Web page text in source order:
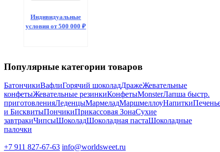
Индивидуальные
условия от 500 000 ₽
Популярные категории товаров
БатончикиВафлиГорячий шоколадДражеЖевательные
конфетыЖевательные резинкиКонфетыMonsterЛапша быстр.
приготовленияЛеденцыМармеладМаршмеллоуНапитки
и БисквитыПончикиПрикассовая ЗонаСухие
завтракиЧипсыШоколадШоколадная пастаШоколадные
палочки
+7 911 827-67-63 info@worldsweet.ru